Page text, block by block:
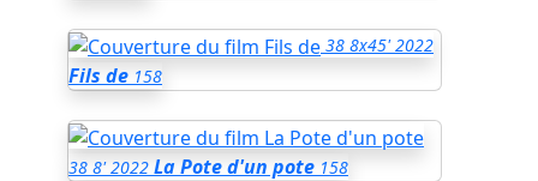
38 8x45' 2022
Fils de 158
38 8' 2022 La Pote d'un pote 158